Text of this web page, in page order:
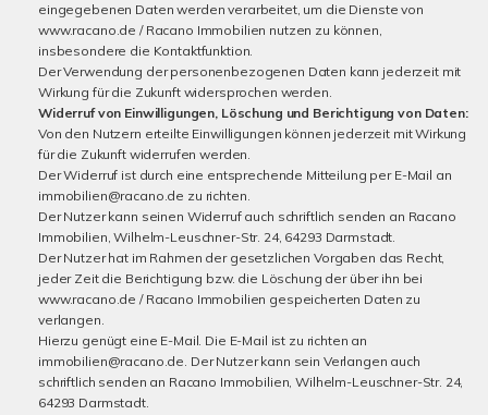
eingegebenen Daten werden verarbeitet, um die Dienste von
www.racano.de / Racano Immobilien nutzen zu können,
insbesondere die Kontaktfunktion.
Der Verwendung der personenbezogenen Daten kann jederzeit mit
Wirkung für die Zukunft widersprochen werden.
Widerruf von Einwilligungen, Löschung und Berichtigung von Daten:
Von den Nutzern erteilte Einwilligungen können jederzeit mit Wirkung
für die Zukunft widerrufen werden.
Der Widerruf ist durch eine entsprechende Mitteilung per E-Mail an
immobilien@racano.de zu richten.
Der Nutzer kann seinen Widerruf auch schriftlich senden an Racano
Immobilien, Wilhelm-Leuschner-Str. 24, 64293 Darmstadt.
Der Nutzer hat im Rahmen der gesetzlichen Vorgaben das Recht,
jeder Zeit die Berichtigung bzw. die Löschung der über ihn bei
www.racano.de / Racano Immobilien gespeicherten Daten zu
verlangen.
Hierzu genügt eine E-Mail. Die E-Mail ist zu richten an
immobilien@racano.de. Der Nutzer kann sein Verlangen auch
schriftlich senden an Racano Immobilien, Wilhelm-Leuschner-Str. 24,
64293 Darmstadt.